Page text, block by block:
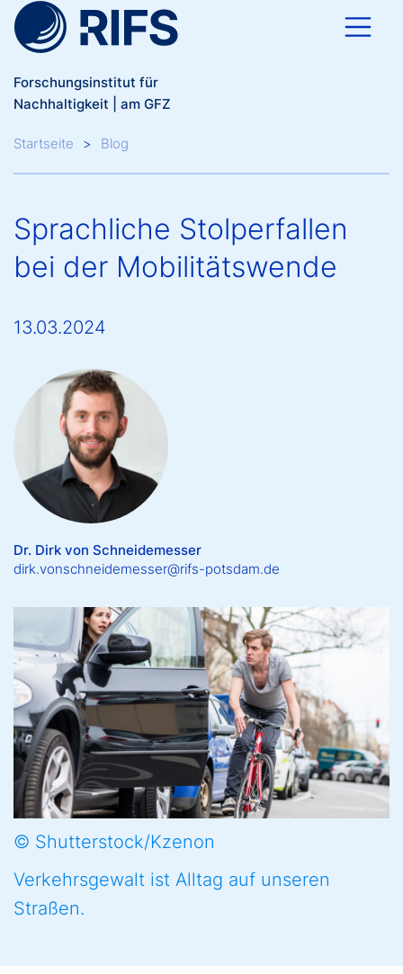
Direkt zum Inhalt
Forschungsinstitut für
Nachhaltigkeit | am GFZ
Breadcrumb
Startseite Blog
Sprachliche Stolperfallen
bei der Mobilitätswende
13.03.2024
Dr. Dirk von Schneidemesser
dirk.vonschneidemesser@rifs-potsdam.de
© Shutterstock/Kzenon
Verkehrsgewalt ist Alltag auf unseren
Straßen.